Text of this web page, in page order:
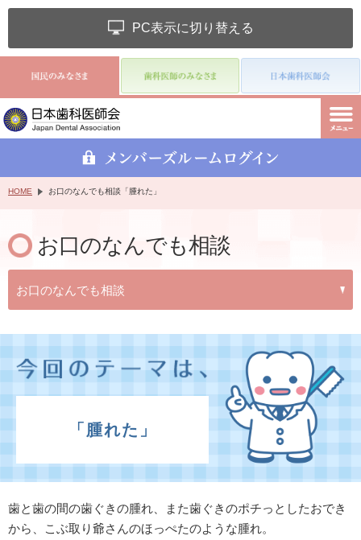
PC表示に切り替える
HOME お口のなんでも相談「腫れた」
お口のなんでも相談
お口のなんでも相談
「腫れた」
歯と歯の間の歯ぐきの腫れ、また歯ぐきのポチっとしたおでき
から、こぶ取り爺さんのほっぺたのような腫れ。